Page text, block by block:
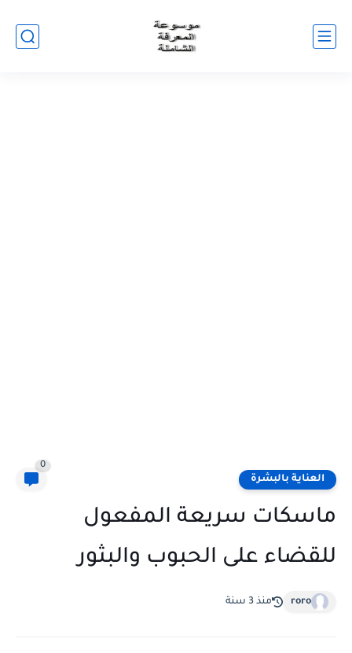
العناية بالبشرة
0
ماسكات سريعة المفعول
للقضاء على الحبوب والبثور
roro منذ 3 سنة